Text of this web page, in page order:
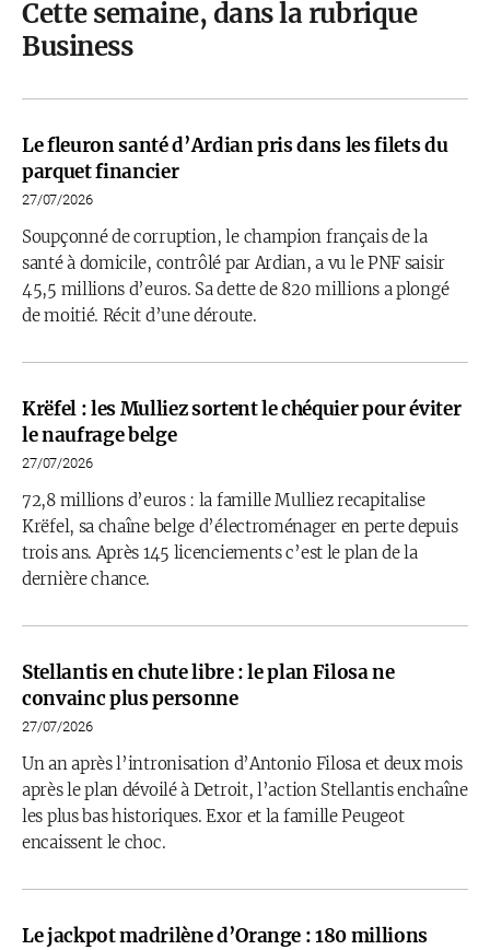
Cette semaine, dans la rubrique
Business
Le fleuron santé d’Ardian pris dans les filets du
parquet financier
27/07/2026
Soupçonné de corruption, le champion français de la
santé à domicile, contrôlé par Ardian, a vu le PNF saisir
45,5 millions d’euros. Sa dette de 820 millions a plongé
de moitié. Récit d’une déroute.
Krëfel : les Mulliez sortent le chéquier pour éviter
le naufrage belge
27/07/2026
72,8 millions d’euros : la famille Mulliez recapitalise
Krëfel, sa chaîne belge d’électroménager en perte depuis
trois ans. Après 145 licenciements c’est le plan de la
dernière chance.
Stellantis en chute libre : le plan Filosa ne
convainc plus personne
27/07/2026
Un an après l’intronisation d’Antonio Filosa et deux mois
après le plan dévoilé à Detroit, l’action Stellantis enchaîne
les plus bas historiques. Exor et la famille Peugeot
encaissent le choc.
Le jackpot madrilène d’Orange : 180 millions